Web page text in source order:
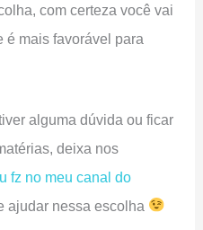
com certeza você vai
é mais favorável para
alguma dúvida ou ficar
deixa nos
fz no meu canal do
ajudar nessa escolha